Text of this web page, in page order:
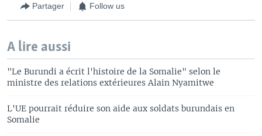
Partager Follow us
A lire aussi
"Le Burundi a écrit l'histoire de la Somalie" selon le
ministre des relations extérieures Alain Nyamitwe
L'UE pourrait réduire son aide aux soldats burundais en
Somalie